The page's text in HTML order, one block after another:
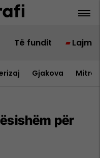
Të fundit Lajme
Gjakova
për